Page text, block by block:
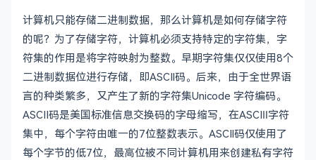
计算机只能存储二进制数据，那么计算机是如何存储字符
的呢？为了存储字符，计算机必须支持特定的字符集，字
符集的作用是将字符映射为整数。早期字符集仅仅使用8个
二进制数据位进行存储，即ASCIl码。后来，由于全世界语
言的种类繁多，又产生了新的字符集Unicode 字符编码。
ASCII码是美国标准信息交换码的字母缩写，在ASCIⅡ字符
集中，每个字符由唯一的7位整数表示。ASCIl码仅使用了
每个字节的低7位，最高位被不同计算机用来创建私有字符